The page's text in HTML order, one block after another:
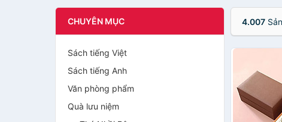
CHUYÊN MỤC
Sách tiếng Việt
Sách tiếng Anh
Văn phòng phẩm
Quà lưu niệm
4.007